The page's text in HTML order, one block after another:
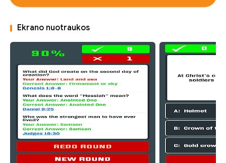
Ekrano nuotraukos